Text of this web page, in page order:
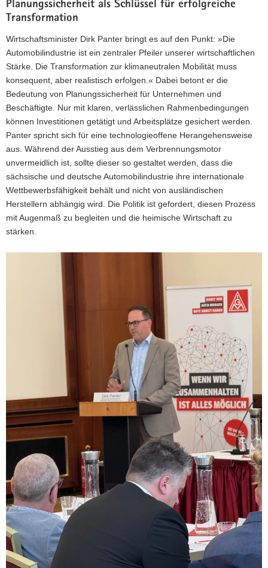
Planungssicherheit als Schlüssel für erfolgreiche
Transformation
Wirtschaftsminister Dirk Panter bringt es auf den Punkt: »Die
Automobilindustrie ist ein zentraler Pfeiler unserer wirtschaftlichen
Stärke. Die Transformation zur klimaneutralen Mobilität muss
konsequent, aber realistisch erfolgen.« Dabei betont er die
Bedeutung von Planungssicherheit für Unternehmen und
Beschäftigte. Nur mit klaren, verlässlichen Rahmenbedingungen
können Investitionen getätigt und Arbeitsplätze gesichert werden.
Panter spricht sich für eine technologieoffene Herangehensweise
aus. Während der Ausstieg aus dem Verbrennungsmotor
unvermeidlich ist, sollte dieser so gestaltet werden, dass die
sächsische und deutsche Automobilindustrie ihre internationale
Wettbewerbsfähigkeit behält und nicht von ausländischen
Herstellern abhängig wird. Die Politik ist gefordert, diesen Prozess
mit Augenmaß zu begleiten und die heimische Wirtschaft zu
stärken.